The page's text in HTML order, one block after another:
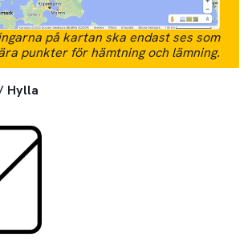
på kartan ska endast ses som
punkter för hämtning och lämning.
Hylla